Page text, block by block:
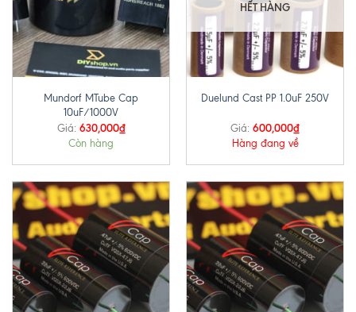
Mundorf MTube Cap
10uF/1000V
Giá: 630,000₫
Còn hàng
HẾT HÀNG
Duelund Cast PP 1.0uF 250V
Giá: 600,000₫
Hàng đang về